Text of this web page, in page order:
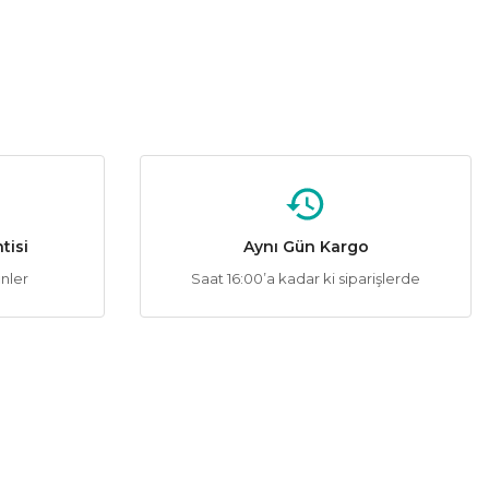
ÜRÜN TÜKENMİŞTİR. Aynı Gün Kargo
Saat 16:00’a kadar ki siparişlerde